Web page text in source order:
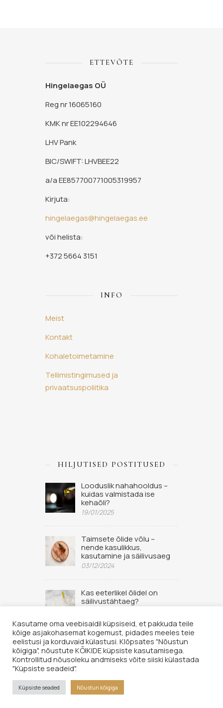
ETTEVÕTE
Hingelaegas OÜ
Reg nr 16065160
KMK nr EE102294646
LHV Pank
BIC/SWIFT: LHVBEE22
a/a EE857700771005319957
Kirjuta:
hingelaegas@hingelaegas.ee
või helista:
+372 5664 3151
INFO
Meist
Kontakt
Kohaletoimetamine
Tellimistingimused ja
privaatsuspoliitika
HILJUTISED POSTITUSED
Looduslik nahahooldus –
kuidas valmistada ise
kehaõli?
19/01/2025
Taimsete õlide võlu –
nende kasulikkus,
kasutamine ja säilivusaeg
03/12/2024
Kas eeterlikel õlidel on
säilivustähtaeg?
© 2026 Hingelaegas OÜ. Kõik õigused kaitstud. Lehe sisu loata
kopeerimine keelatud.
Kasutame oma veebisaidil küpsiseid, et pakkuda teile
kõige asjakohasemat kogemust, pidades meeles teie
eelistusi ja korduvaid külastusi. Klõpsates "Nõustun
kõigiga", nõustute KÕIKIDE küpsiste kasutamisega.
Kontrollitud nõusoleku andmiseks võite siiski külastada
"Küpsiste seadeid".
Küpsiste seaded Nõustun kõigiga